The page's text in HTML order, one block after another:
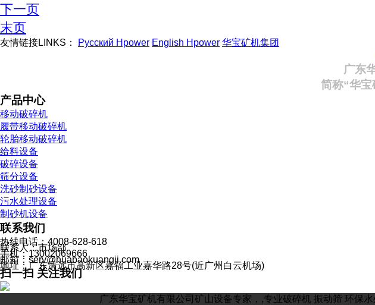
下一页
末页
友情链接LINKS： Русский Hpower English Hpower 华宝矿机集团
广东
简称“华
产品中心
移动破碎机
履带移动破碎机
轮胎移动破碎机
给料设备
破碎设备
筛分设备
洗砂制砂设备
污水处理设备
制砂机设备
联系我们
热线电话：4008-628-618
联系人：市场部
手机：13002069666
邮箱：serv@huabaokuangji.com
地址：广东清远市高新区嘉福工业嘉华路28号(近广州白云机场)
扫一扫 关注我们
广东华宝矿机有限公司矿山设备专家，,专业破碎机 振动筛 环保